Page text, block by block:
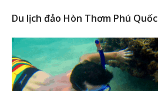
Du lịch đảo Hòn Thơm Phú Quốc